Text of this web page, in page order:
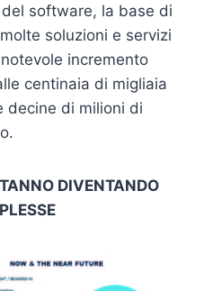
software, la base di
soluzioni e servizi
incremento
centinaia di migliaia
decine di milioni di
DIVENTANDO